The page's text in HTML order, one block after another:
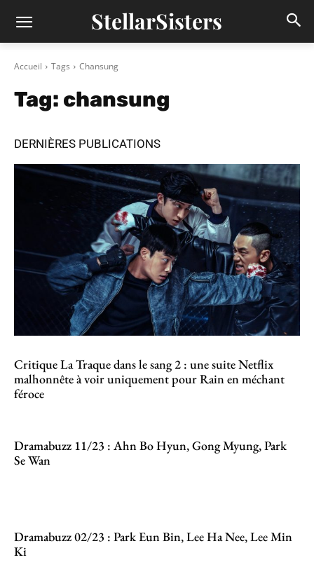
StellarSisters
Accueil Tags Chansung
Tag: chansung
DERNIÈRES PUBLICATIONS
Critique La Traque dans le sang 2 : une suite Netflix
malhonnête à voir uniquement pour Rain en méchant
féroce
Dramabuzz 11/23 : Ahn Bo Hyun, Gong Myung, Park
Se Wan
Dramabuzz 02/23 : Park Eun Bin, Lee Ha Nee, Lee Min
Ki